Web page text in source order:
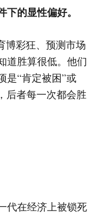
的显性偏好。
博彩狂、预测市场
道胜算很低。他们
是“肯定被困”或
后者每一次都会胜
在经济上被锁死